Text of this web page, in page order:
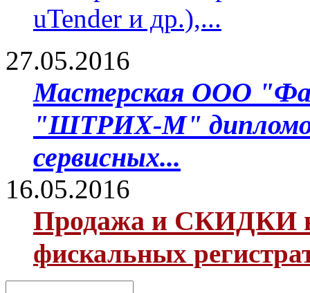
uTender и др.),...
27.05.2016
Мастерская ООО
"ШТРИХ-М"
сервисных...
16.05.2016
Продажа и СКИДКИ
фискальных